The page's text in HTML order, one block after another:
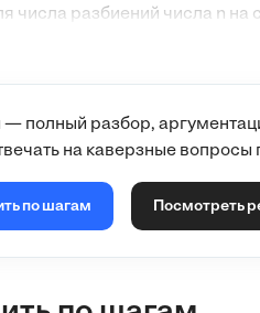
числа разбиений числа n на
функции
чисел и комбинаторики
взята из
и, возможно, она связана с
в задачах, связанных с
для такого типа задач
— полный разбор,
на каверзные
по шагам Посмотреть